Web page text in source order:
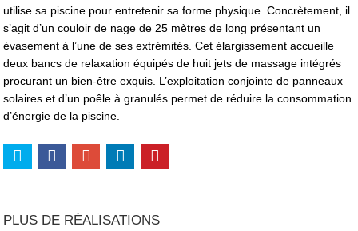
utilise sa piscine pour entretenir sa forme physique. Concrètement, il
s’agit d’un couloir de nage de 25 mètres de long présentant un
évasement à l’une de ses extrémités. Cet élargissement accueille
deux bancs de relaxation équipés de huit jets de massage intégrés
procurant un bien-être exquis. L’exploitation conjointe de panneaux
solaires et d’un poêle à granulés permet de réduire la consommation
d’énergie de la piscine.
PLUS DE RÉALISATIONS